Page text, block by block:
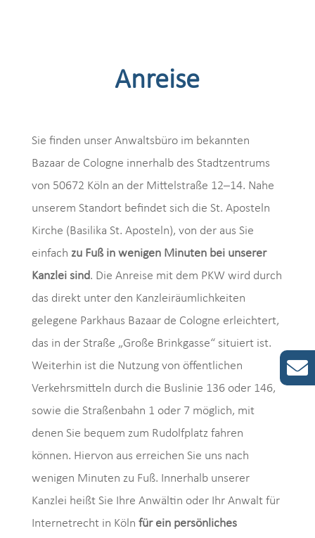
Anreise
Sie finden unser Anwaltsbüro im bekannten
Bazaar de Cologne innerhalb des Stadtzentrums
von 50672 Köln an der Mittelstraße 12–14. Nahe
unserem Standort befindet sich die St. Aposteln
Kirche (Basilika St. Aposteln), von der aus Sie
einfach zu Fuß in wenigen Minuten bei unserer
Kanzlei sind. Die Anreise mit dem PKW wird durch
das direkt unter den Kanzleiräumlichkeiten
gelegene Parkhaus Bazaar de Cologne erleichtert,
das in der Straße „Große Brinkgasse“ situiert ist.
Weiterhin ist die Nutzung von öffentlichen
Verkehrsmitteln durch die Buslinie 136 oder 146,
sowie die Straßenbahn 1 oder 7 möglich, mit
denen Sie bequem zum Rudolfplatz fahren
können. Hiervon aus erreichen Sie uns nach
wenigen Minuten zu Fuß. Innerhalb unserer
Kanzlei heißt Sie Ihre Anwältin oder Ihr Anwalt für
Internetrecht in Köln für ein persönliches